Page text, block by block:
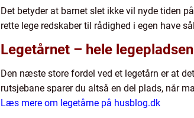
Det betyder at barnet slet ikke vil nyde tiden
rette lege redskaber til rådighed i egen have
Legetårnet – hele
Den næste store fordel ved et legetårn er at
rutsjebane sparer du altså en del plads, når
Læs mere om legetårne på husblog.dk